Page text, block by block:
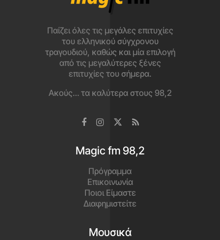
Παίζει όλες τις μεγάλες επιτυχίες
του ελληνικού σύγχρονου
τραγουδιού, καθώς και μία επιλογή
από τις μεγαλύτερες ξένες
επιτυχίες του σήμερα.
Ακούς… τα καλύτερα στους 98,2
Magic fm 98,2
Πρόγραμμα
Επικοινωνία
Ποιοι Είμαστε
Διαφημιστείτε
Μουσικά